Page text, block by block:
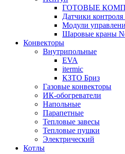
ГОТОВЫЕ
Датчики
Модули
Шаровые краны
Конвекторы
Внутрипольные
EVA
itermic
КЗТО Бриз
Газовые конвекторы
ИК-обогреватели
Напольные
Парапетные
Тепловые завесы
Тепловые пушки
Электрический
Котлы